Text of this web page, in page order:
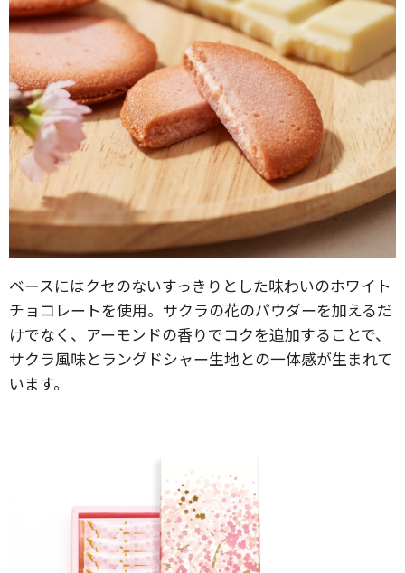
ベースにはクセのないすっきりとした味わいのホワイト
チョコレートを使用。サクラの花のパウダーを加えるだ
けでなく、アーモンドの香りでコクを追加することで、
サクラ風味とラングドシャー生地との一体感が生まれて
います。